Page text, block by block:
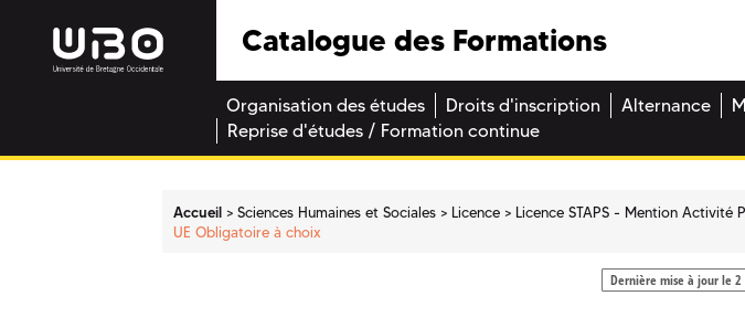
Catalogue des Formations
Organisation des études Droits d'inscription Alternance
Reprise d'études / Formation continue
Accueil Sciences Humaines et Sociales Licence
Licence STAPS - Mention Activité
UE Obligatoire à choix
Dernière mise à jour le 2